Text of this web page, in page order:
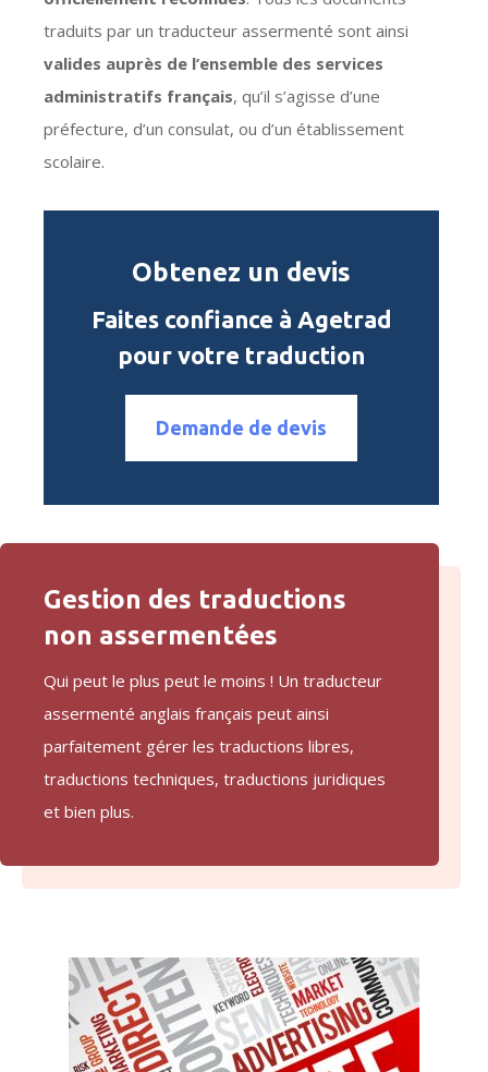
traduits par un traducteur assermenté sont ainsi
valides auprès de l’ensemble des services
administratifs français, qu’il s’agisse d’une
préfecture, d’un consulat, ou d’un établissement
scolaire.
Obtenez un devis
Faites confiance à Agetrad
pour votre traduction
Demande de devis
Gestion des traductions
non assermentées
Qui peut le plus peut le moins ! Un traducteur
assermenté anglais français peut ainsi
parfaitement gérer les traductions libres,
traductions techniques, traductions juridiques
et bien plus.